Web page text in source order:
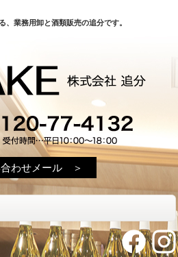
、業務用卸と酒類販売の追分です。
合わせメール ＞